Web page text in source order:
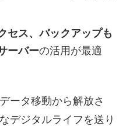
セス、バックアップも
ーバーの活用が最適
ータ移動から解放さ
デジタルライフを送り